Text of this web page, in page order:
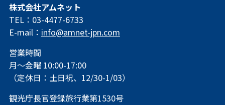
株式会社アムネット
TEL：03-4477-6733
E-mail： info@amnet-jpn.com
営業時間
月～金曜 10:00-17:00
（定休日：土日祝、12/30-1/03）
観光庁長官登録旅行業第1530号